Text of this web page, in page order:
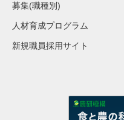
募集(職種別)
人材育成プログラム
新規職員採用サイト